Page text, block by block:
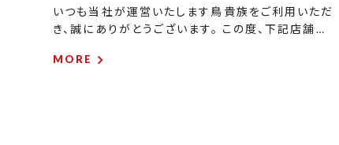
いつも当社が運営いたします鳥貴族をご利用いただ
き、誠にありがとうございます。 この度、下記店舗…
MORE